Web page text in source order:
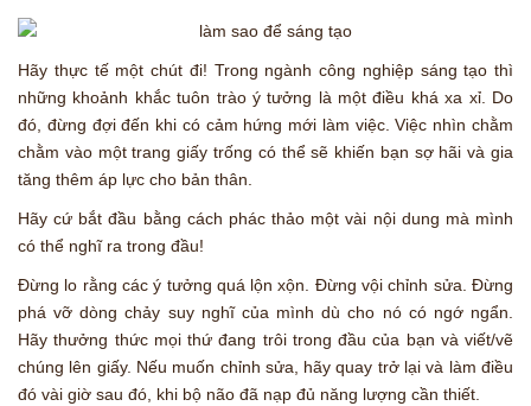
Hãy thực tế một chút đi! Trong ngành công nghiệp sáng tạo thì
những khoảnh khắc tuôn trào ý tưởng là một điều khá xa xỉ. Do
đó, đừng đợi đến khi có cảm hứng mới làm việc. Việc nhìn chằm
chằm vào một trang giấy trống có thể sẽ khiến bạn sợ hãi và gia
tăng thêm áp lực cho bản thân.
Hãy cứ bắt đầu bằng cách phác thảo một vài nội dung mà mình
có thể nghĩ ra trong đầu!
Đừng lo rằng các ý tưởng quá lộn xộn. Đừng vội chỉnh sửa. Đừng
phá vỡ dòng chảy suy nghĩ của mình dù cho nó có ngớ ngẩn.
Hãy thưởng thức mọi thứ đang trôi trong đầu của bạn và viết/vẽ
chúng lên giấy. Nếu muốn chỉnh sửa, hãy quay trở lại và làm điều
đó vài giờ sau đó, khi bộ não đã nạp đủ năng lượng cần thiết.